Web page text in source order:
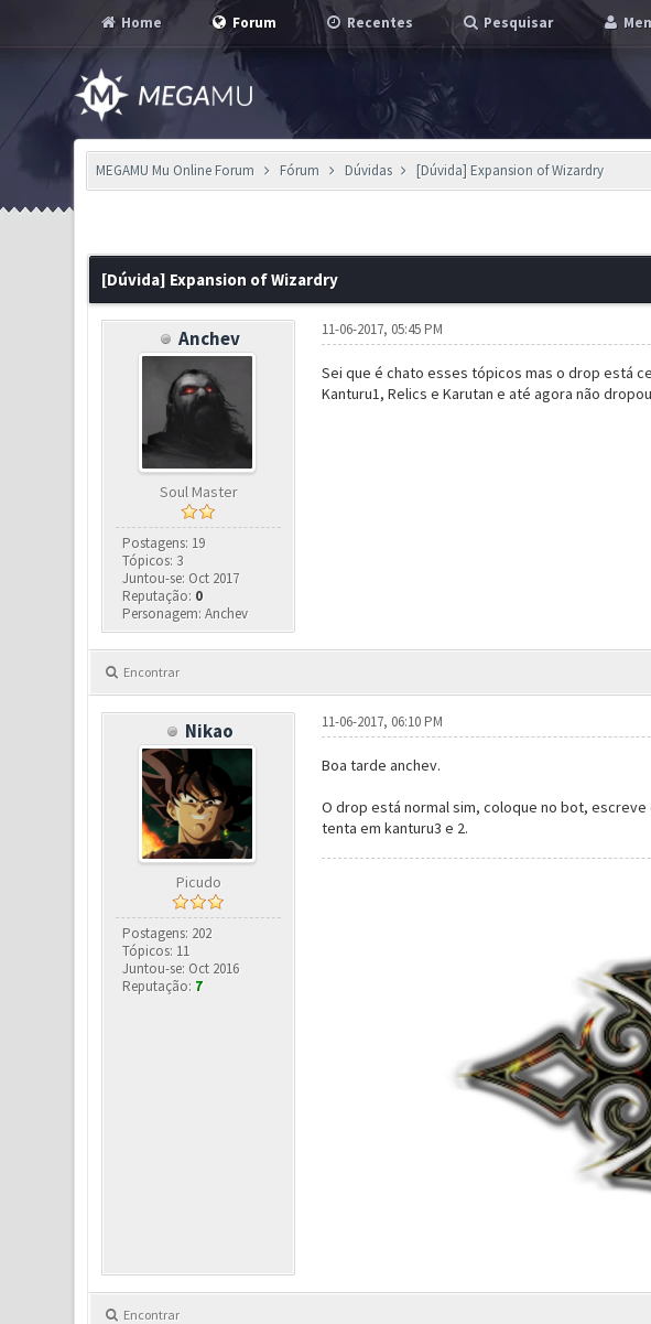
Home Forum Recentes Pesquisar
MEGAMU Mu Online Forum Fórum Dúvidas [Dúvida] Expansion of Wizardry
[Dúvida] Expansion of Wizardry
Anchev
Soul Master
Postagens: 19
Tópicos: 3
Juntou-se: Oct 2017
Reputação: 0
Personagem: Anchev
11-06-2017, 05:45 PM
Sei que é chato esses tópicos mas o drop está
Kanturu1, Relics e Karutan e até agora não
Encontrar
Nikao
Picudo
Postagens: 202
Tópicos: 11
Juntou-se: Oct 2016
Reputação: 7
11-06-2017, 06:10 PM
Boa tarde anchev.
O drop está normal sim, coloque no bot,
tenta em kanturu3 e 2.
Encontrar